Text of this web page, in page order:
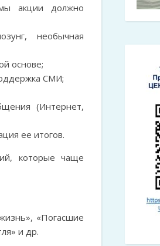
акции должно
необычная
основе;
СМИ;
(Интернет,
ее итогов.
которые чаще
«Погасшие
и др.